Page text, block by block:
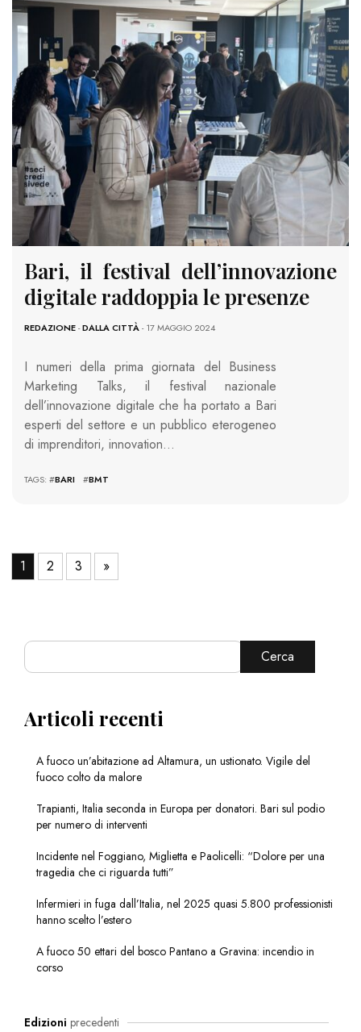
Bari, il festival dell’innovazione
digitale raddoppia le presenze
REDAZIONE-DALLA CITTÀ- 17 MAGGIO 2024
I numeri della prima giornata del Business
Marketing Talks, il festival nazionale
dell’innovazione digitale che ha portato a Bari
esperti del settore e un pubblico eterogeneo
di imprenditori, innovation…
TAGS: #BARI #BMT
1 2 3 »
Cerca
Articoli recenti
A fuoco un’abitazione ad Altamura, un ustionato. Vigile del
fuoco colto da malore
Trapianti, Italia seconda in Europa per donatori. Bari sul podio
per numero di interventi
Incidente nel Foggiano, Miglietta e Paolicelli: “Dolore per una
tragedia che ci riguarda tutti”
Infermieri in fuga dall’Italia, nel 2025 quasi 5.800 professionisti
hanno scelto l’estero
A fuoco 50 ettari del bosco Pantano a Gravina: incendio in
corso
Edizioni precedenti